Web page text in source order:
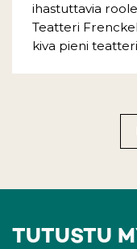
ihastuttavia
Teatteri
kiva pieni
TUTUSTU